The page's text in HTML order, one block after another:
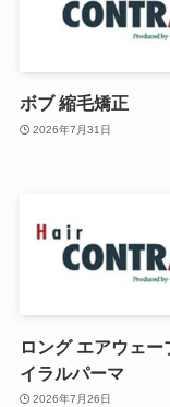
ボブ 縮毛矯正
2026年7月31日
ロング エアウェー
イラルパーマ
2026年7月26日